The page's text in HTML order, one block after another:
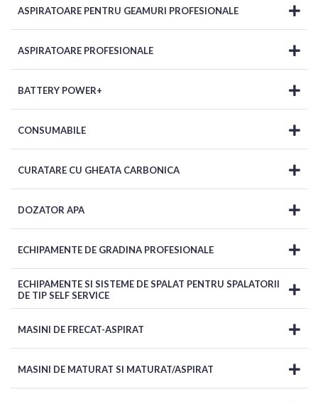
ASPIRATOARE PENTRU GEAMURI PROFESIONALE
ASPIRATOARE PROFESIONALE
BATTERY POWER+
CONSUMABILE
CURATARE CU GHEATA CARBONICA
DOZATOR APA
ECHIPAMENTE DE GRADINA PROFESIONALE
ECHIPAMENTE SI SISTEME DE SPALAT PENTRU SPALATORII
DE TIP SELF SERVICE
MASINI DE FRECAT-ASPIRAT
MASINI DE MATURAT SI MATURAT/ASPIRAT